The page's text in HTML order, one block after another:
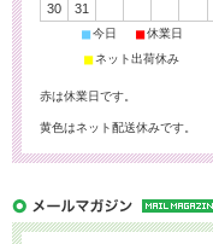
30
31
■今日 ■休業日
■ネット出荷休み
赤は休業日です。
黄色はネット配送休みです。